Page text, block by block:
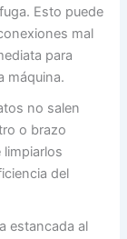
Esto puede
mal
para
máquina.
no salen
o brazo
del
estancada al